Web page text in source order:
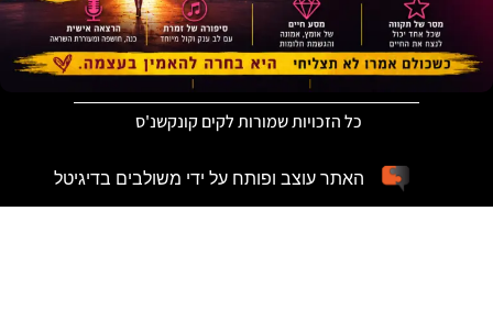
כל הזכויות שמורות לקים קונקשנ'ס
האתר עוצב ופותח על ידי משולבים בדיגיטל